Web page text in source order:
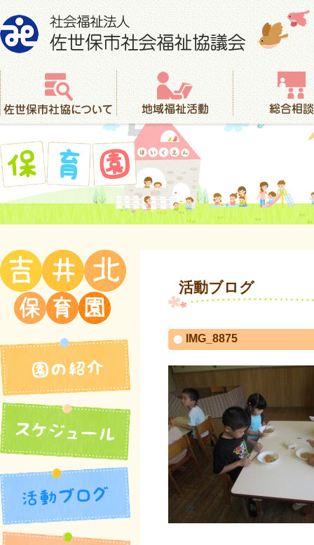
社会福祉法人 佐世保市社会福祉協議会
佐世保市社協について
地域福祉活動 総合相談
活動ブログ
IMG_8875
園の紹介
活動ブログ